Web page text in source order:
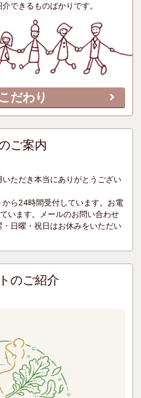
できるものばかりです。
だわり
ご案内
ただき本当にありがとうござい
ら24時間受付しています。お電
います。メールのお問い合わせ
日曜・祝日はお休みをいただい
のご紹介